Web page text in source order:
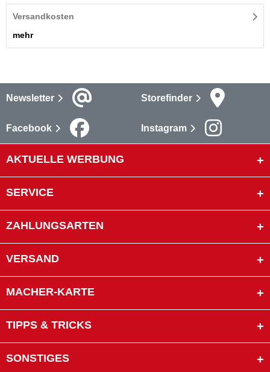
Versandkosten
mehr
Newsletter Storefinder
Facebook Instagram
AKTUELLE WERBUNG
SERVICE
ZAHLUNGSARTEN
VERSAND
MACHER-KARTE
TIPPS & TRICKS
SONSTIGES